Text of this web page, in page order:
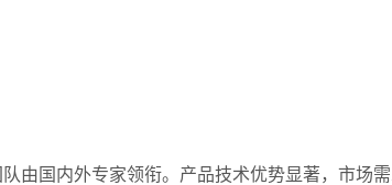
国内外专家领衔。产品技术优势显著，市场